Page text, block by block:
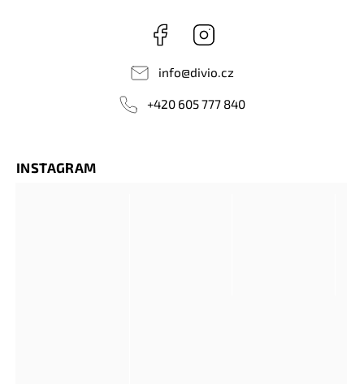
Facebook
info@divio.cz
+420 605 777 840
INSTAGRAM